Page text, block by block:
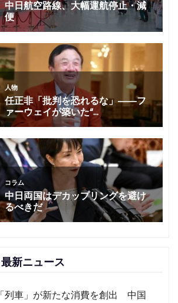
最新ニュース
「列車」が新たな消費を創出 中国